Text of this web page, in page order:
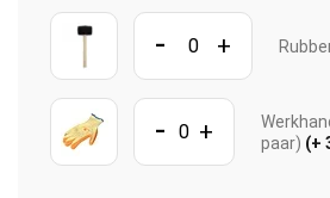
- +
- +
paar) (+